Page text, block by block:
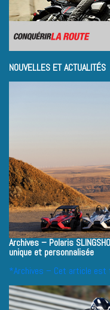
NOUVELLES ET ACTUALITÉS
Archives – Polaris
unique et personnalisée
*Archives – Cet article est